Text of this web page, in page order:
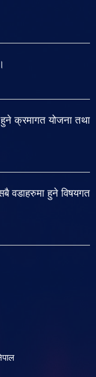
क्रमागत योजना तथा
वडाहरुमा हुने विषयगत